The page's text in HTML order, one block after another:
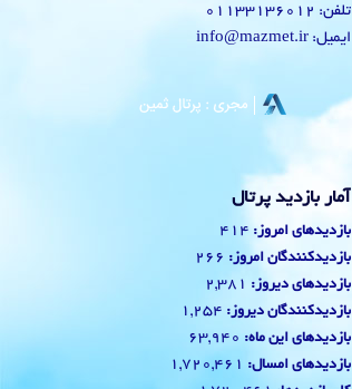
تلفن: 01133136012
ایمیل: info@mazmet.ir
آمار بازدید پرتال
بازدیدهای امروز: 414
بازدیدکنندگان امروز: 266
بازدیدهای دیروز: 2,381
بازدیدکنندگان دیروز: 1,254
بازدیدهای این ماه: 63,940
بازدیدهای امسال: 1,720,461